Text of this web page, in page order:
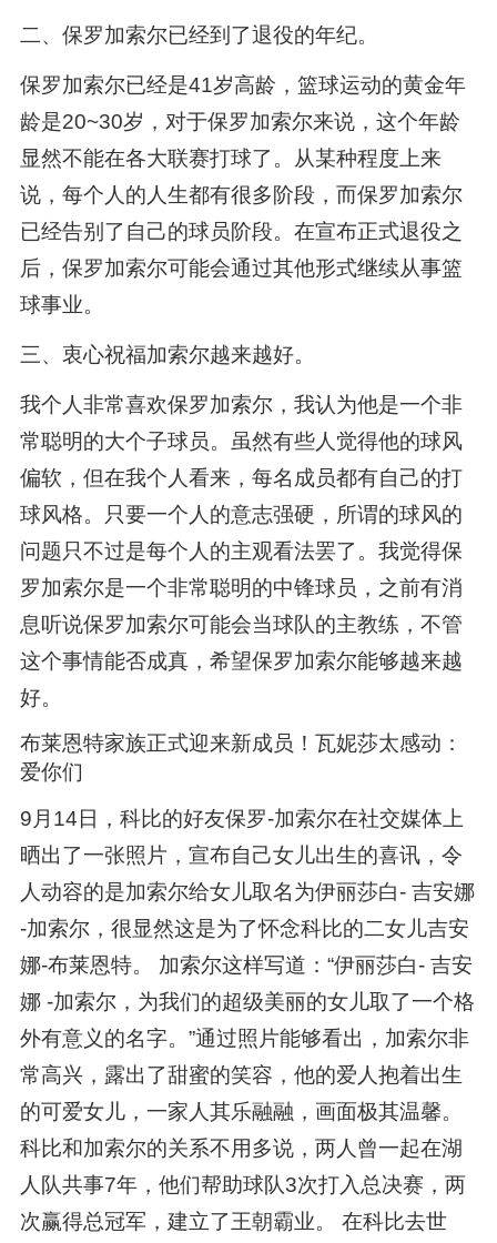
二、保罗加索尔已经到了退役的年纪。
保罗加索尔已经是41岁高龄，篮球运动的黄金年
龄是20~30岁，对于保罗加索尔来说，这个年龄
显然不能在各大联赛打球了。从某种程度上来
说，每个人的人生都有很多阶段，而保罗加索尔
已经告别了自己的球员阶段。在宣布正式退役之
后，保罗加索尔可能会通过其他形式继续从事篮
球事业。
三、衷心祝福加索尔越来越好。
我个人非常喜欢保罗加索尔，我认为他是一个非
常聪明的大个子球员。虽然有些人觉得他的球风
偏软，但在我个人看来，每名成员都有自己的打
球风格。只要一个人的意志强硬，所谓的球风的
问题只不过是每个人的主观看法罢了。我觉得保
罗加索尔是一个非常聪明的中锋球员，之前有消
息听说保罗加索尔可能会当球队的主教练，不管
这个事情能否成真，希望保罗加索尔能够越来越
好。
布莱恩特家族正式迎来新成员！瓦妮莎太感动：
爱你们
9月14日，科比的好友保罗-加索尔在社交媒体上
晒出了一张照片，宣布自己女儿出生的喜讯，令
人动容的是加索尔给女儿取名为伊丽莎白- 吉安娜
-加索尔，很显然这是为了怀念科比的二女儿吉安
娜-布莱恩特。 加索尔这样写道：“伊丽莎白- 吉安
娜 -加索尔，为我们的超级美丽的女儿取了一个格
外有意义的名字。”通过照片能够看出，加索尔非
常高兴，露出了甜蜜的笑容，他的爱人抱着出生
的可爱女儿，一家人其乐融融，画面极其温馨。
科比和加索尔的关系不用多说，两人曾一起在湖
人队共事7年，他们帮助球队3次打入总决赛，两
次赢得总冠军，建立了王朝霸业。 在科比去世